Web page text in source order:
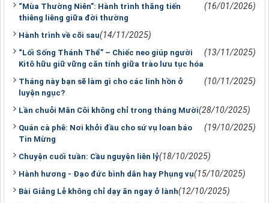
“Mùa Thường Niên”: Hành trình thăng tiến
thiêng liêng giữa đời thường
(16/01/2026)
Hành trình về cõi sau(14/11/2025)
“Lối Sống Thánh Thể” – Chiếc neo giúp người
Kitô hữu giữ vững căn tính giữa trào lưu tục hóa
(13/11/2025)
Tháng này bạn sẽ làm gì cho các linh hồn ở
luyện ngục?
(10/11/2025)
Lần chuỗi Mân Côi không chỉ trong tháng Mười(28/10/2025)
Quán cà phê: Nơi khởi đầu cho sứ vụ loan báo
Tin Mừng
(19/10/2025)
Chuyện cuối tuần: Cầu nguyện liên lỷ(18/10/2025)
Hành hương - Đạo đức bình dân hay Phụng vụ(15/10/2025)
Bài Giảng Lễ không chỉ dạy ăn ngay ở lành(12/10/2025)